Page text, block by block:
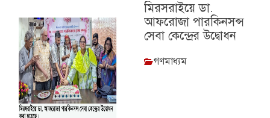
মিরসরাইয়ে ডা.
আফরোজা পারকিনসন্স
সেবা কেন্দ্রের উদ্বোধন
গণমাধ্যম